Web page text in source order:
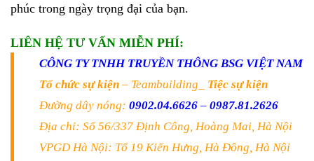
phúc trong ngày trọng đại của bạn.
LIÊN HỆ TƯ VẤN MIỄN PHÍ:
CÔNG TY TNHH TRUYỀN THÔNG BSG VIỆT NAM
Tổ chức sự kiện – Teambuilding_ Tiệc sự kiện
Đường dây nóng: 0902.04.6626 – 0987.81.2626
Địa chỉ: Số 56/337 Định Công, Hoàng Mai, Hà Nội
VPGD Hà Nội: Tổ 19 Kiến Hưng, Hà Đông, Hà Nội